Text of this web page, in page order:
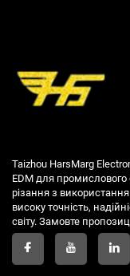
Taizhou HarsMarg
EDM для
різання з
високу точність,
світу. Замовте